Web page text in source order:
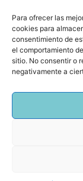
Para ofrecer las
cookies para
consentimiento de
el comportamiento
sitio. No consentir o
negativamente a
Descubre
Mi libro: La
Blog:
Agendar